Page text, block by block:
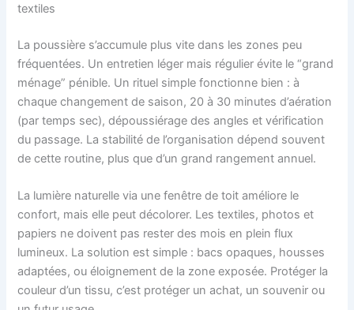
textiles
La poussière s’accumule plus vite dans les zones peu
fréquentées. Un entretien léger mais régulier évite le “grand
ménage” pénible. Un rituel simple fonctionne bien : à
chaque changement de saison, 20 à 30 minutes d’aération
(par temps sec), dépoussiérage des angles et vérification
du passage. La stabilité de l’organisation dépend souvent
de cette routine, plus que d’un grand rangement annuel.
La lumière naturelle via une fenêtre de toit améliore le
confort, mais elle peut décolorer. Les textiles, photos et
papiers ne doivent pas rester des mois en plein flux
lumineux. La solution est simple : bacs opaques, housses
adaptées, ou éloignement de la zone exposée. Protéger la
couleur d’un tissu, c’est protéger un achat, un souvenir ou